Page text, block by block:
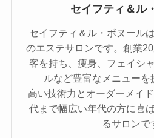
セイフティ＆ル
セイフティ＆ル・ボヌール
のエステサロンです。創業
客を持ち、痩身、フェイシ
ルなど豊富なメニューを
高い技術力とオーダーメイ
代まで幅広い年代の方に喜
るサロンで